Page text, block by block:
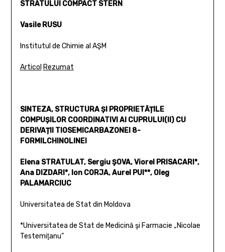
STRATULUI COMPACT STERN
Vasile RUSU
Institutul de Chimie al AŞM
Articol Rezumat
SINTEZA, STRUCTURA ȘI PROPRIETĂȚILE
COMPUȘILOR COORDINATIVI AI CUPRULUI(II) CU
DERIVAȚII TIOSEMICARBAZONEI 8-
FORMILCHINOLINEI
Elena STRATULAT, Sergiu ȘOVA, Viorel PRISACARI*,
Ana DIZDARI*, Ion CORJA, Aurel PUI**, Oleg
PALAMARCIUC
Universitatea de Stat din Moldova
*Universitatea de Stat de Medicină şi Farmacie „Nicolae
Testemiţanu”